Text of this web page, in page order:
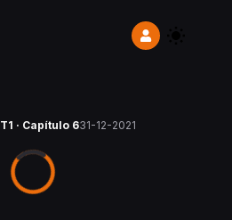
T1 · Capítulo 631-12-2021